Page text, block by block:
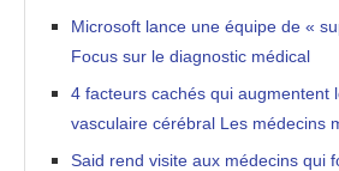
Microsoft lance une équipe de «
Focus sur le diagnostic médical
4 facteurs cachés qui augmentent
vasculaire cérébral Les médecins
Said rend visite aux médecins qui